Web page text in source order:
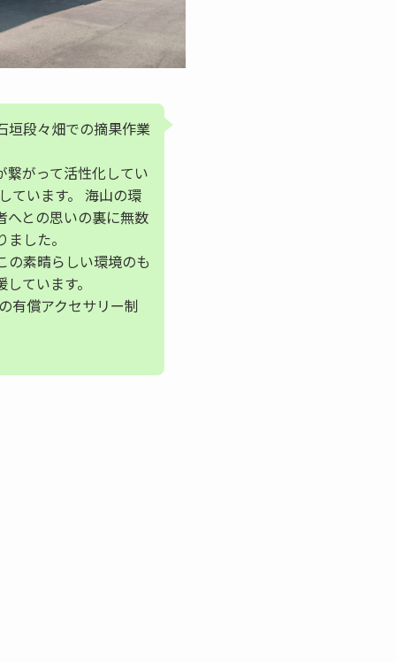
垣段々畑での摘果作業
繋がって活性化してい
ています。 海山の環
へとの思いの裏に無数
した。
の素晴らしい環境のも
ています。
有償アクセサリー制